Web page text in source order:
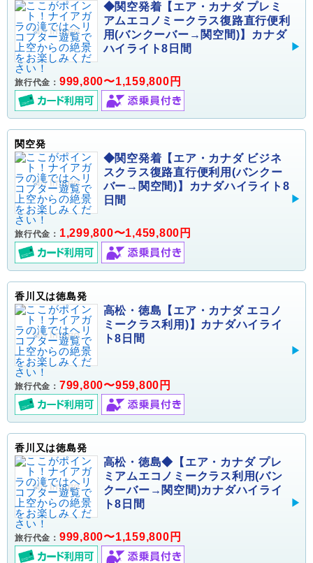
◆関空発着【エア・カナダ プレミ
アムエコノミークラス復路直行便利
用(バンクーバー→関空間)】カナダ
ハイライト8日間
旅行代金： 999,800〜1,159,800円
関空発
◆関空発着【エア・カナダ ビジネ
スクラス復路直行便利用(バンクー
バー→関空間)】カナダハイライト8
日間
旅行代金： 1,299,800〜1,459,800円
香川又は徳島発
高松・徳島【エア・カナダ エコノ
ミークラス利用)】カナダハイライ
ト8日間
旅行代金： 799,800〜959,800円
香川又は徳島発
高松・徳島◆【エア・カナダ プレ
ミアムエコノミークラス利用(バン
クーバー→関空間)カナダハイライ
ト8日間
旅行代金： 999,800〜1,159,800円